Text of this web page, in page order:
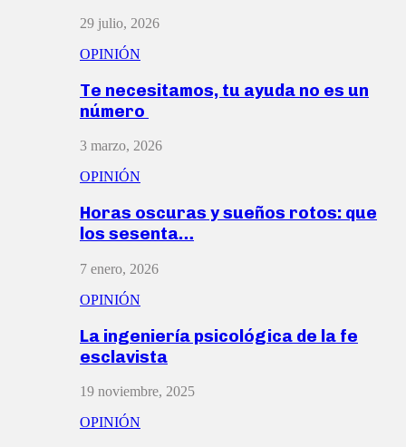
29 julio, 2026
OPINIÓN
Te necesitamos, tu ayuda no es un
número
3 marzo, 2026
OPINIÓN
Horas oscuras y sueños rotos: que
los sesenta…
7 enero, 2026
OPINIÓN
La ingeniería psicológica de la fe
esclavista
19 noviembre, 2025
OPINIÓN